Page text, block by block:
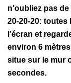
n’oubliez pas
20-20-20: toutes
l’écran et
environ 6
situe sur le mur
secondes.